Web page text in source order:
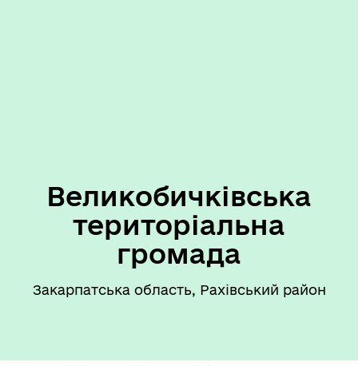
Великобичківська
територіальна
громада
Закарпатська область, Рахівський район